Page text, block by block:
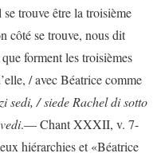
trouve être la troisième
côté se trouve, nous dit
forment les troisièmes
/ avec Béatrice comme
sedi, / siede Rachel di sotto
.— Chant XXXII, v. 7-
hiérarchies et «Béatrice